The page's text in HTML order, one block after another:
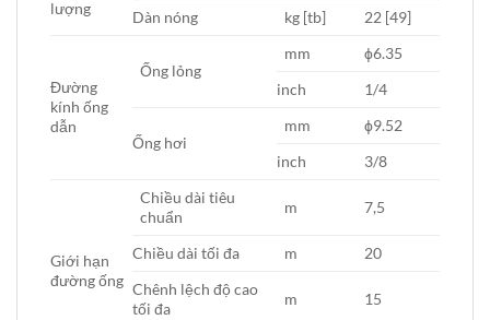
lượng
Dàn nóng
kg [tb] 22 [49]
Đường
kính ống
dẫn
Ống lỏng
mm
ϕ6.35
inch
1/4
Ống hơi
mm
ϕ9.52
inch
3/8
Giới hạn
đường ống
Chiều dài tiêu
chuẩn
m 7,5
Chiều dài tối đa m
20
Chênh lệch độ cao
tối đa
m 15